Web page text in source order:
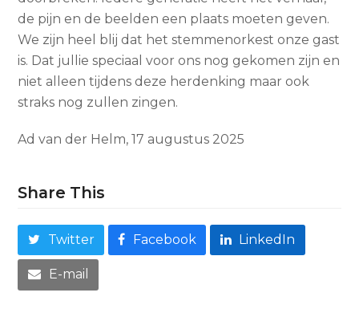
de pijn en de beelden een plaats moeten geven.
We zijn heel blij dat het stemmenorkest onze gast
is. Dat jullie speciaal voor ons nog gekomen zijn en
niet alleen tijdens deze herdenking maar ook
straks nog zullen zingen.
Ad van der Helm, 17 augustus 2025
Share This
Twitter Facebook LinkedIn
E-mail